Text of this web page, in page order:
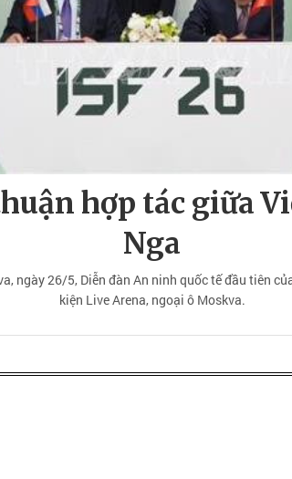
hợp tác giữa
Nga
ngày 26/5, Diễn đàn An ninh quốc tế đầu tiên
kiện Live Arena, ngoại ô Moskva.